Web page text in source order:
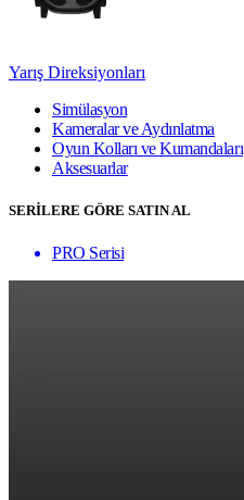
Yarış Direksiyonları
Simülasyon
Kameralar ve Aydınlatma
Oyun Kolları ve Kumandaları
Aksesuarlar
SERİLERE GÖRE SATIN AL
PRO Serisi